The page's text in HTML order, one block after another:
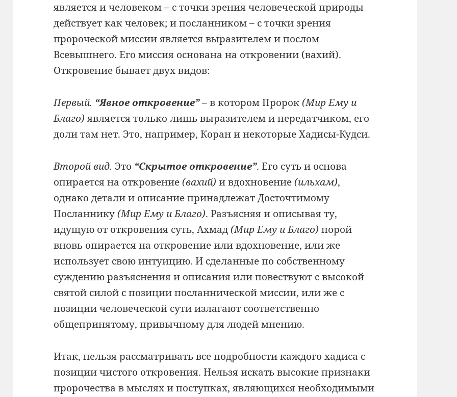
является и человеком – с точки зрения человеческой природы
действует как человек; и посланником – с точки зрения
пророческой миссии является выразителем и послом
Всевышнего. Его миссия основана на откровении (вахий).
Откровение бывает двух видов:
Первый. “Явное откровение”– в котором Пророк(Мир Ему и
Благо) является только лишь выразителем и передатчиком, его
доли там нет. Это, например, Коран и некоторые Хадисы-Кудси.
Второй вид. Это “Скрытое откровение”. Его суть и основа
опирается на откровение(вахий) и вдохновение(ильхам),
однако детали и описание принадлежат Досточтимому
Посланнику(Мир Ему и Благо). Разъясняя и описывая ту,
идущую от откровения суть, Ахмад(Мир Ему и Благо) порой
вновь опирается на откровение или вдохновение, или же
использует свою интуицию. И сделанные по собственному
суждению разъяснения и описания или повествуют с высокой
святой силой с позиции посланнической миссии, или же с
позиции человеческой сути излагают соответственно
общепринятому, привычному для людей мнению.
Итак, нельзя рассматривать все подробности каждого хадиса с
позиции чистого откровения. Нельзя искать высокие признаки
пророчества в мыслях и поступках, являющихся необходимыми